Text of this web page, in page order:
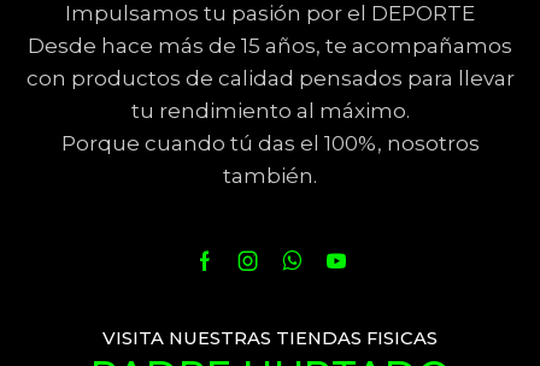
Impulsamos tu pasión por el DEPORTE
Desde hace más de 15 años, te acompañamos
con productos de calidad pensados para llevar
tu rendimiento al máximo.
Porque cuando tú das el 100%, nosotros
también.
VISITA NUESTRAS TIENDAS FISICAS